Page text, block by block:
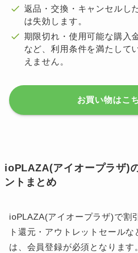
返品・交換・キャンセルし
は失効します。
期限切れ・使用可能な購入
など、利用条件を満たして
えません。
お買い物はこ
ioPLAZA(アイオープラザ)
ントまとめ
ioPLAZA(アイオープラザ)で割
ト還元・アウトレットセール
は、会員登録が必須となります